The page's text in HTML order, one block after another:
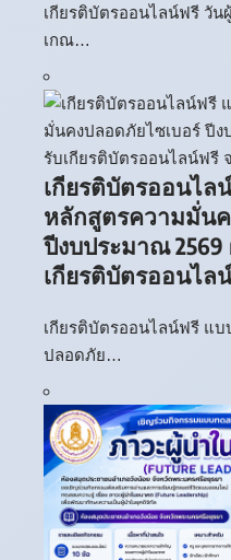
เกียรติบัตรออนไลน์ฟรี วัน
เกณ…
เกียรติบัตรออนไ
หลักสูตรความมั่น
ปีงบประมาณ
เกียรติบัตรออนไล
เกียรติบัตรออนไลน์ฟรี แ
ปลอดภัย…